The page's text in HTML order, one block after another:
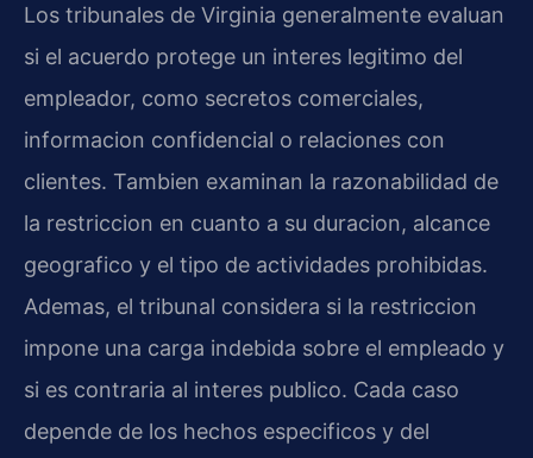
Los tribunales de Virginia generalmente evaluan
si el acuerdo protege un interes legitimo del
empleador, como secretos comerciales,
informacion confidencial o relaciones con
clientes. Tambien examinan la razonabilidad de
la restriccion en cuanto a su duracion, alcance
geografico y el tipo de actividades prohibidas.
Ademas, el tribunal considera si la restriccion
impone una carga indebida sobre el empleado y
si es contraria al interes publico. Cada caso
depende de los hechos especificos y del